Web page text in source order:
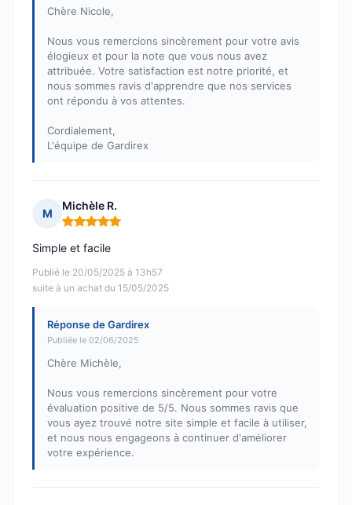
Chère Nicole,
Nous vous remercions sincèrement pour votre avis
élogieux et pour la note que vous nous avez
attribuée. Votre satisfaction est notre priorité, et
nous sommes ravis d'apprendre que nos services
ont répondu à vos attentes.
Cordialement,
L'équipe de Gardirex
M
Michèle R.
Note : 5 sur 5
Publié le 20/05/2025 à 13h57
suite à un achat du 15/05/2025
Simple et facile
Réponse de Gardirex
Publiée le 02/06/2025
Chère Michèle,
Nous vous remercions sincèrement pour votre
évaluation positive de 5/5. Nous sommes ravis que
vous ayez trouvé notre site simple et facile à utiliser,
et nous nous engageons à continuer d'améliorer
votre expérience.